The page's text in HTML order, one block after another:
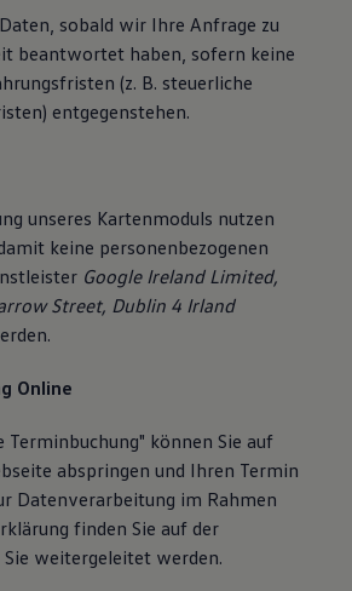
sobald wir Ihre Anfrage zu
beantwortet haben, sofern keine
(z. B. steuerliche
entgegenstehen.
unseres Kartenmoduls nutzen
keine personenbezogenen
Google Ireland Limited,
Street, Dublin 4 Irland
Online
Terminbuchung" können Sie auf
abspringen und Ihren Termin
Datenverarbeitung im Rahmen
finden Sie auf der
weitergeleitet werden.